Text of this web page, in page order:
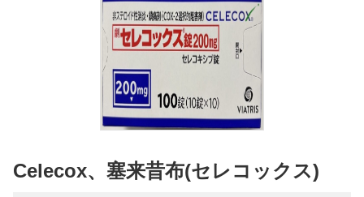
Celecox、塞来昔布(セレコックス)